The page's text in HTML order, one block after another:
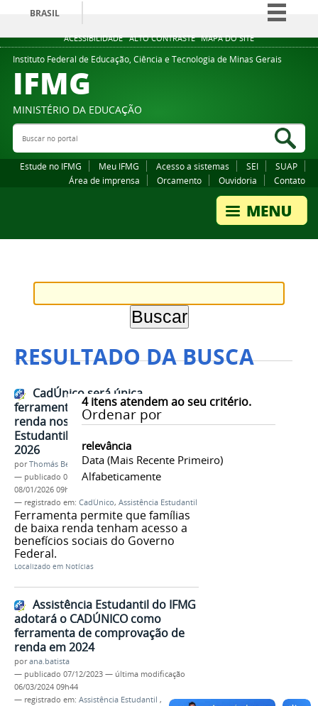
ACESSIBILIDADE ALTO CONTRASTE MAPA DO SITE
BRASIL
Simplifique!
Comunica BR
Legislação
Instituto Federal de Educação, Ciência e Tecnologia de Minas Gerais
IFMG
MINISTÉRIO DA EDUCAÇÃO
Buscar no portal
Estude no IFMG Meu IFMG Acesso a sistemas SEI
SUAP
Área de imprensa
Orcamento Ouvidoria Contato
RESULTADO DA BUSCA
4itens atendem ao seu critério.
Ordenar por
relevância
Data (mais Recente Primeiro)
Alfabeticamente
CadÚnico será única
ferramenta para comprovação de
renda nos editais de Assistência
Estudantil no IFMG a partir de
2026
porThomás Bertozzi de Oliveira e Sousa Leão
— publicado 05/12/2025—última modificação
08/01/2026 09h21
— registrado em: CadÚnico, Assistência Estudantil
Ferramenta permite que famílias
de baixa renda tenham acesso a
benefícios sociais do Governo
Federal.
Localizado em Notícias
Assistência Estudantil do IFMG
adotará o CADÚNICO como
ferramenta de comprovação de
renda em 2024
porana.batista
— publicado 07/12/2023 — última modificação
06/03/2024 09h44
— registrado em: Assistência Estudantil ,